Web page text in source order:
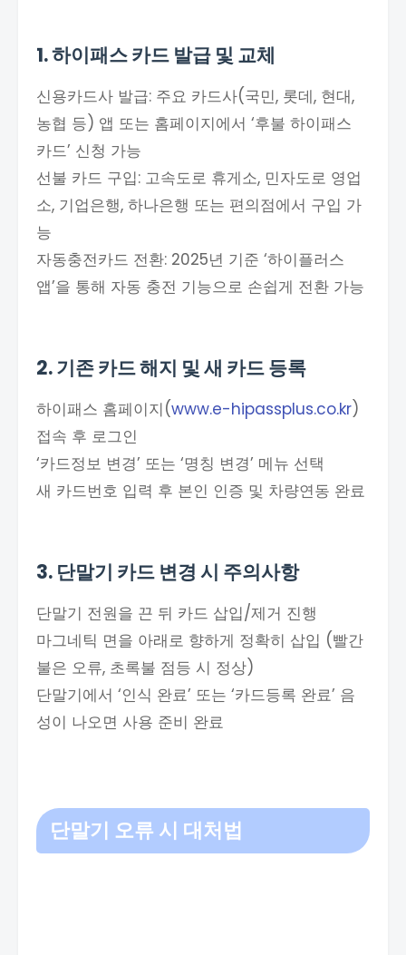
1. 하이패스 카드 발급 및 교체
신용카드사 발급: 주요 카드사(국민, 롯데, 현대,
농협 등) 앱 또는 홈페이지에서 ‘후불 하이패스
카드’ 신청 가능
선불 카드 구입: 고속도로 휴게소, 민자도로 영업
소, 기업은행, 하나은행 또는 편의점에서 구입 가
능
자동충전카드 전환: 2025년 기준 ‘하이플러스
앱’을 통해 자동 충전 기능으로 손쉽게 전환 가능​
2. 기존 카드 해지 및 새 카드 등록
하이패스 홈페이지(www.e-hipassplus.co.kr)
접속 후 로그인
‘카드정보 변경’ 또는 ‘명칭 변경’ 메뉴 선택
새 카드번호 입력 후 본인 인증 및 차량연동 완료
3. 단말기 카드 변경 시 주의사항
단말기 전원을 끈 뒤 카드 삽입/제거 진행
마그네틱 면을 아래로 향하게 정확히 삽입 (빨간
불은 오류, 초록불 점등 시 정상)​
단말기에서 ‘인식 완료’ 또는 ‘카드등록 완료’ 음
성이 나오면 사용 준비 완료
단말기 오류 시 대처법